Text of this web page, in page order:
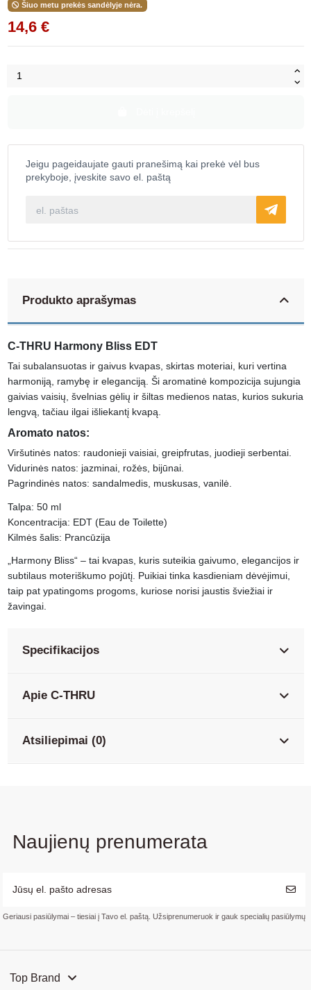
Šiuo metu prekės sandėlyje nėra.
14,6 €
Jeigu pageidaujate gauti pranešimą kai prekė vėl bus
prekyboje, įveskite savo el. paštą
Produkto aprašymas
C-THRU Harmony Bliss EDT
Tai subalansuotas ir gaivus kvapas, skirtas moteriai, kuri vertina
harmoniją, ramybę ir eleganciją. Ši aromatinė kompozicija sujungia
gaivias vaisių, švelnias gėlių ir šiltas medienos natas, kurios sukuria
lengvą, tačiau ilgai išliekantį kvapą.
Aromato natos:
Viršutinės natos: raudonieji vaisiai, greipfrutas, juodieji serbentai.
Vidurinės natos: jazminai, rožės, bijūnai.
Pagrindinės natos: sandalmedis, muskusas, vanilė.
Talpa: 50 ml
Koncentracija: EDT (Eau de Toilette)
Kilmės šalis: Prancūzija
„Harmony Bliss“ – tai kvapas, kuris suteikia gaivumo, elegancijos ir
subtilaus moteriškumo pojūtį. Puikiai tinka kasdieniam dėvėjimui,
taip pat ypatingoms progoms, kuriose norisi jaustis šviežiai ir
žavingai.
Specifikacijos
Apie C-THRU
Atsiliepimai (0)
Naujienų prenumerata
Geriausi pasiūlymai – tiesiai į Tavo el. paštą. Užsiprenumeruok ir gauk specialių pasiūlymų
Top Brand